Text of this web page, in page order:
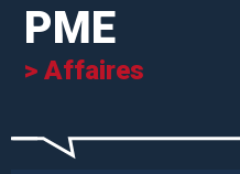
PME
> Affaires